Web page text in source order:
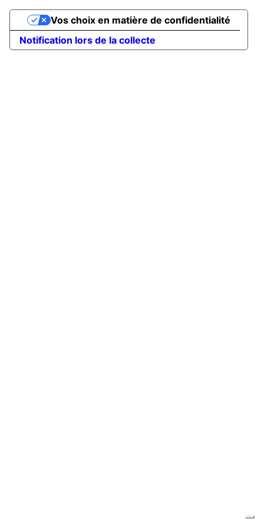
Notification lors de la collecte
Vos choix en matière de confidentialité